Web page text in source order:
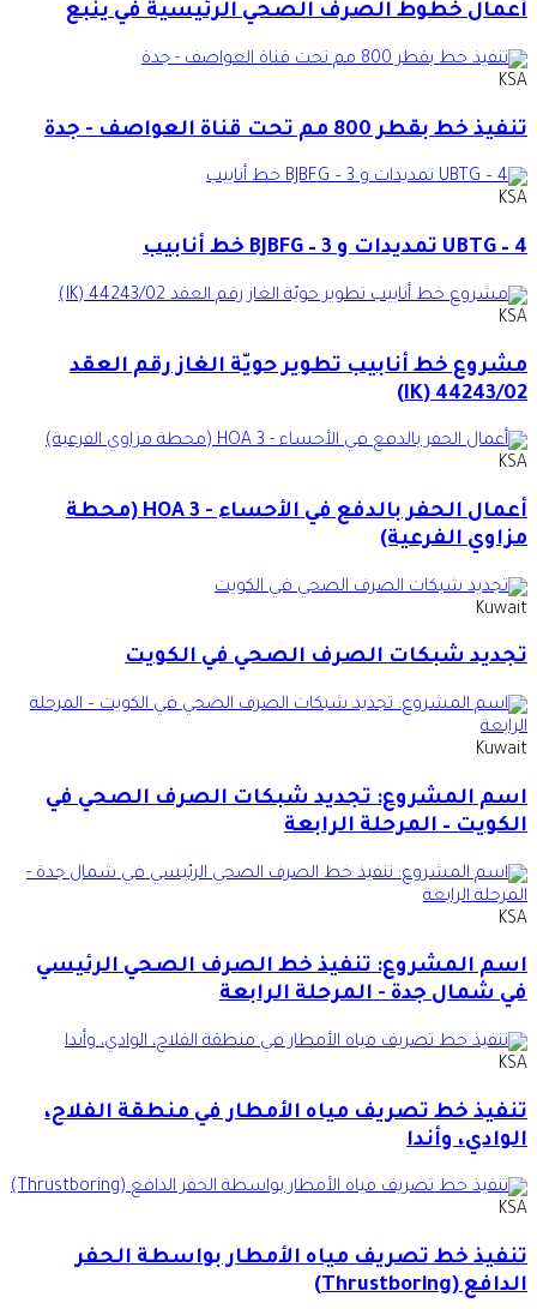
أعمال خطوط الصرف الصحي الرئيسية في ينبع
KSA
تنفيذ خط بقطر 800 مم تحت قناة العواصف - جدة
KSA
UBTG – 4 تمديدات و BJBFG – 3 خط أنابيب
KSA
مشروع خط أنابيب تطوير حويّة الغاز رقم العقد
44243/02 (IK)
KSA
أعمال الحفر بالدفع في الأحساء - 3 HOA (محطة
مزاوي الفرعية)
Kuwait
تجديد شبكات الصرف الصحي في الكويت
Kuwait
اسم المشروع: تجديد شبكات الصرف الصحي في
الكويت – المرحلة الرابعة
KSA
اسم المشروع: تنفيذ خط الصرف الصحي الرئيسي
في شمال جدة - المرحلة الرابعة
KSA
تنفيذ خط تصريف مياه الأمطار في منطقة الفلاح،
الوادي، وأندا
KSA
تنفيذ خط تصريف مياه الأمطار بواسطة الحفر
الدافع (Thrustboring)